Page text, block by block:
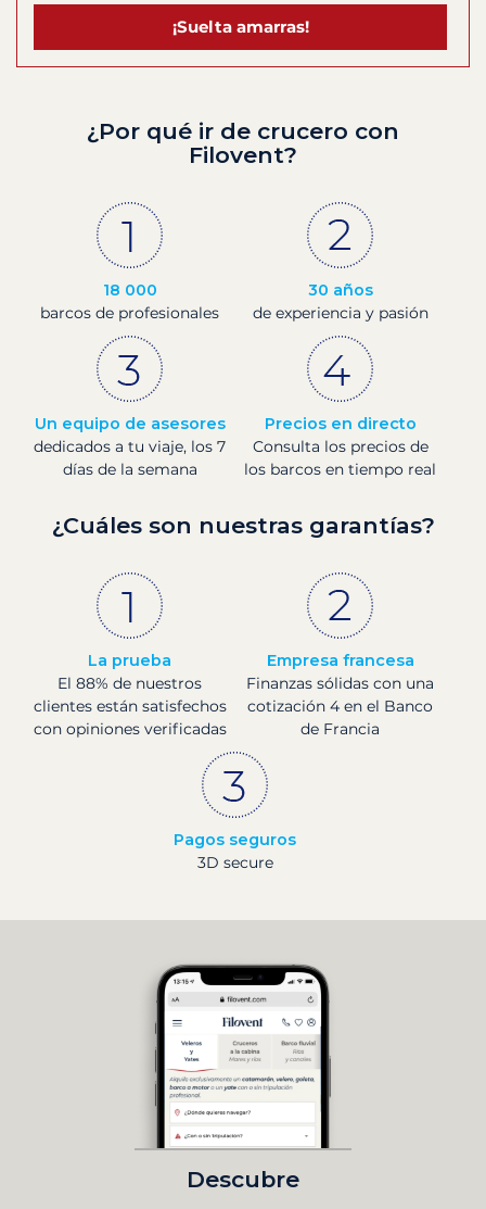
¡Suelta amarras!
¿Por qué ir de crucero con
Filovent?
18 000
barcos de profesionales
30 años
de experiencia y pasión
Un equipo de asesores
dedicados a tu viaje, los 7
días de la semana
Precios en directo
Consulta los precios de
los barcos en tiempo real
¿Cuáles son nuestras garantías?
La prueba
El 88% de nuestros
clientes están satisfechos
con opiniones verificadas
Empresa francesa
Finanzas sólidas con una
cotización 4 en el Banco
de Francia
Pagos seguros
3D secure
Descubre